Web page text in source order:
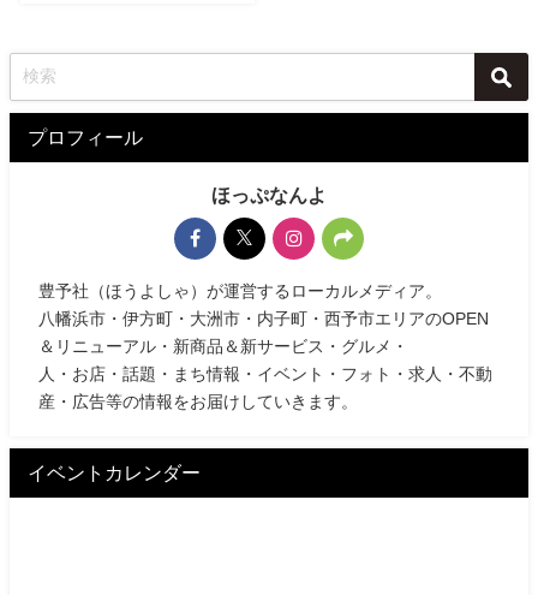
プロフィール
ほっぷなんよ
豊予社（ほうよしゃ）が運営するローカルメディア。
八幡浜市・伊方町・大洲市・内子町・西予市エリアのOPEN
＆リニューアル・新商品＆新サービス・グルメ・
人・お店・話題・まち情報・イベント・フォト・求人・不動
産・広告等の情報をお届けしていきます。
イベントカレンダー